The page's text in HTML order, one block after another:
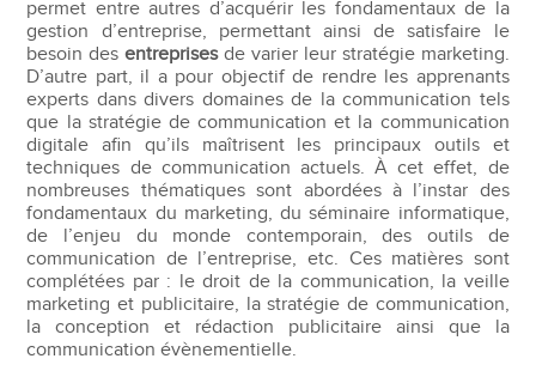
permet entre autres d’acquérir les fondamentaux de la
gestion d’entreprise, permettant ainsi de satisfaire le
besoin desentreprisesde varier leur stratégie marketing.
D’autre part, il a pour objectif de rendre les apprenants
experts dans divers domaines de la communication tels
que la stratégie de communication et la communication
digitale afin qu’ils maîtrisent les principaux outils et
techniques de communication actuels. À cet effet, de
nombreuses thématiques sont abordées à l’instar des
fondamentaux du marketing, du séminaire informatique,
de l’enjeu du monde contemporain, des outils de
communication de l’entreprise, etc. Ces matières sont
complétées par : le droit de la communication, la veille
marketing et publicitaire, la stratégie de communication,
la conception et rédaction publicitaire ainsi que la
communication évènementielle.